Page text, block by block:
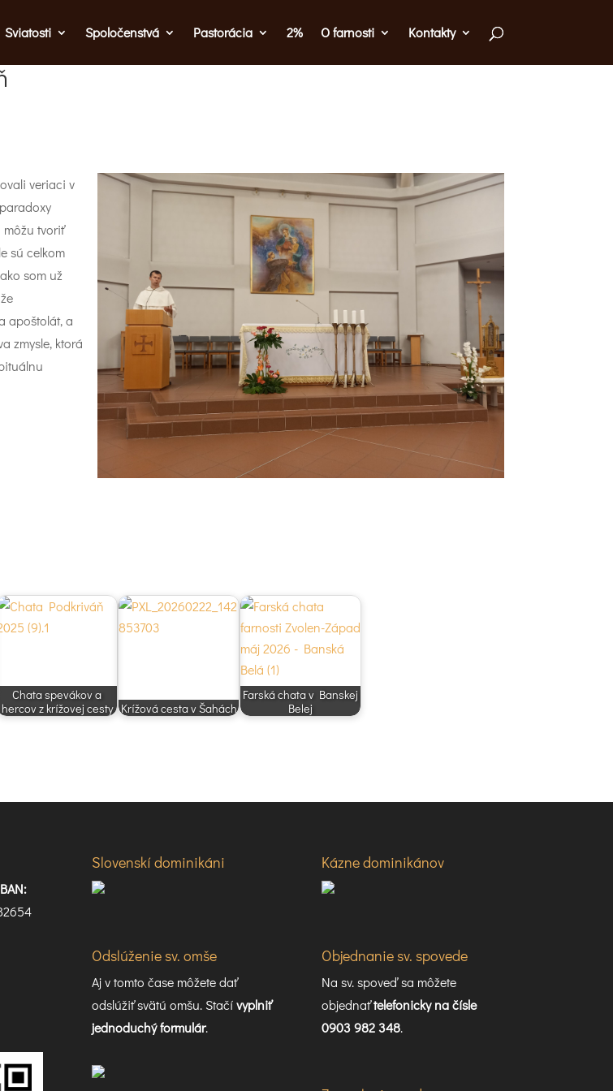
Sviatosti Spoločenstvá Pastorácia 2% O farnosti Kontakty
veriaci v
tvoriť
sú celkom
som už
apoštolát, a
zmysle, ktorá
Chata spevákov a
hercov z krížovej cesty Krížová cesta v Šahách
Farská chata v Banskej
Belej
Slovenskí dominikáni
Odslúženie sv. omše
Aj v tomto čase môžete dať
odslúžiť svätú omšu. Stačívyplniť
jednoduchý formulár.
Kázne dominikánov
Objednanie sv. spovede
Na sv. spoveď sa môžete
objednaťtelefonicky na čísle
0903 982 348.